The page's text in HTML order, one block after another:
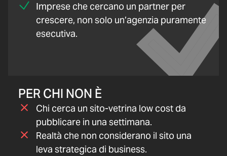
Imprese che cercano un partner per
crescere, non solo un’agenzia puramente
esecutiva.
PER CHI NON È
Chi cerca un sito-vetrina low cost da
pubblicare in una settimana.
Realtà che non considerano il sito una
leva strategica di business.